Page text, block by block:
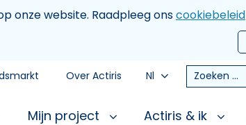
onze website. Raadpleeg onscookiebeleid
Over Actiris Nl Zoeken
Mijn project Actiris & ik